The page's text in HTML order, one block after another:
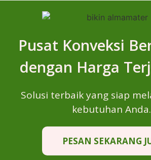
Pusat Konveksi
dengan Harga
Solusi terbaik yang siap
kebutuhan
PESAN SEKARANG